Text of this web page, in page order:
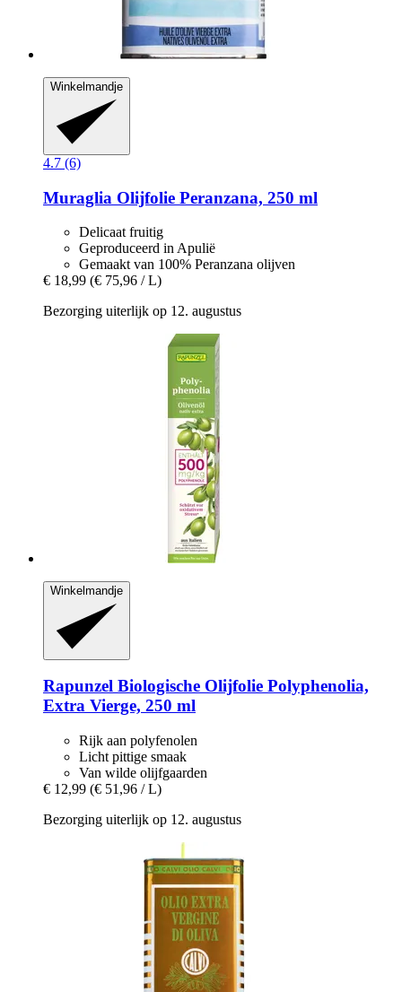
Winkelmandje
4.7 (6)
Muraglia Olijfolie Peranzana, 250 ml
Delicaat fruitig
Geproduceerd in Apulië
Gemaakt van 100% Peranzana olijven
€ 18,99 (€ 75,96 / L)
Bezorging uiterlijk op 12. augustus
Winkelmandje
Rapunzel Biologische Olijfolie Polyphenolia,
Extra Vierge, 250 ml
Rijk aan polyfenolen
Licht pittige smaak
Van wilde olijfgaarden
€ 12,99 (€ 51,96 / L)
Bezorging uiterlijk op 12. augustus